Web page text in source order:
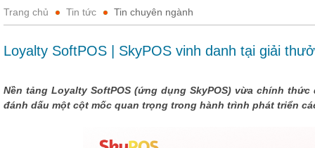
Trang chủ Tin tức Tin chuyên ngành
Loyalty SoftPOS | SkyPOS vinh danh tại giải
Nền tảng Loyalty SoftPOS (ứng dụng SkyPOS) vừa chính
đánh dấu một cột mốc quan trọng trong hành trình phát triển